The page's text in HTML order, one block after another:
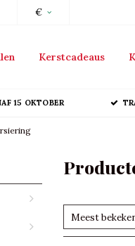
€
Kerstcadeaus
15 OKTOBER
Meest